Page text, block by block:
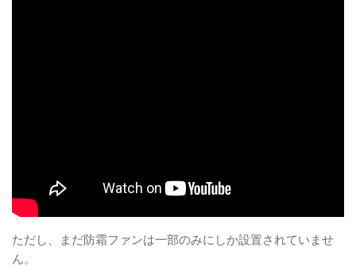
ただし、まだ防霜ファンは一部のみにしか設置されていませ
ん。